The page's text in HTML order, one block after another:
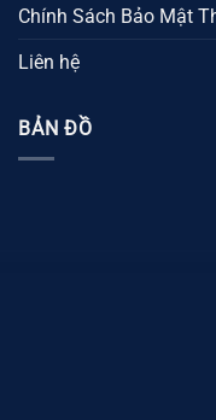
Chính Sách Bảo Mật
Liên hệ
BẢN ĐỒ